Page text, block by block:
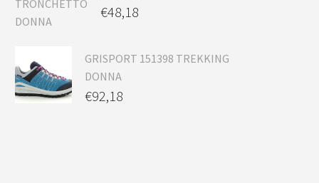
€48,18
GRISPORT 151398 TREKKING
DONNA
€92,18